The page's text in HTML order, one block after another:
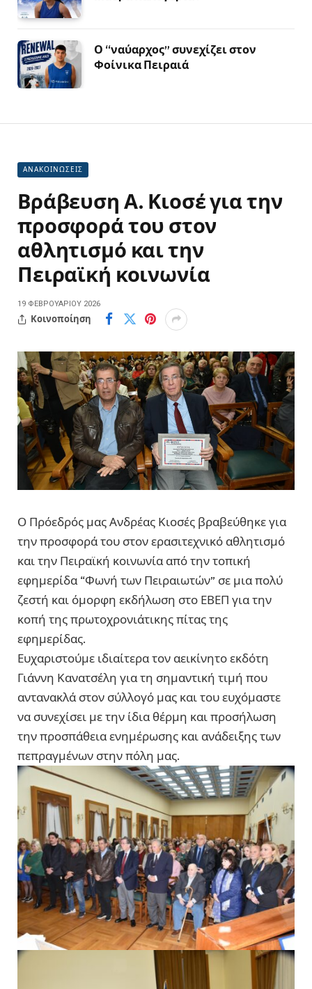
Ο “ναύαρχος” συνεχίζει στον
Φοίνικα Πειραιά
ΑΝΑΚΟΙΝΩΣΕΙΣ
Βράβευση Α. Κιοσέ για την
προσφορά του στον
αθλητισμό και την
Πειραϊκή κοινωνία
19 ΦΕΒΡΟΥΑΡΊΟΥ 2026
Κοινοποίηση
Ο Πρόεδρός μας Ανδρέας Κιοσές βραβεύθηκε για
την προσφορά του στον ερασιτεχνικό αθλητισμό
και την Πειραϊκή κοινωνία από την τοπική
εφημερίδα “Φωνή των Πειραιωτών” σε μια πολύ
ζεστή και όμορφη εκδήλωση στο ΕΒΕΠ για την
κοπή της πρωτοχρονιάτικης πίτας της
εφημερίδας.
Ευχαριστούμε ιδιαίτερα τον αεικίνητο εκδότη
Γιάννη Κανατσέλη για τη σημαντική τιμή που
αντανακλά στον σύλλογό μας και του ευχόμαστε
να συνεχίσει με την ίδια θέρμη και προσήλωση
την προσπάθεια ενημέρωσης και ανάδειξης των
πεπραγμένων στην πόλη μας.